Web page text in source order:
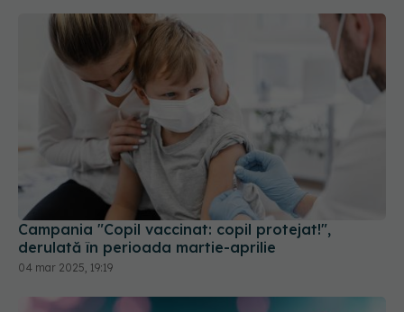
Campania "Copil vaccinat: copil protejat!",
derulată în perioada martie-aprilie
04 mar 2025, 19:19